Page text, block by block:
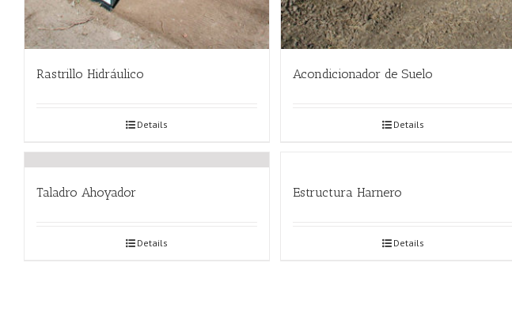
Rastrillo Hidráulico
Details
Acondicionador de Suelo
Details
Taladro Ahoyador
Details
Estructura Harnero
Details